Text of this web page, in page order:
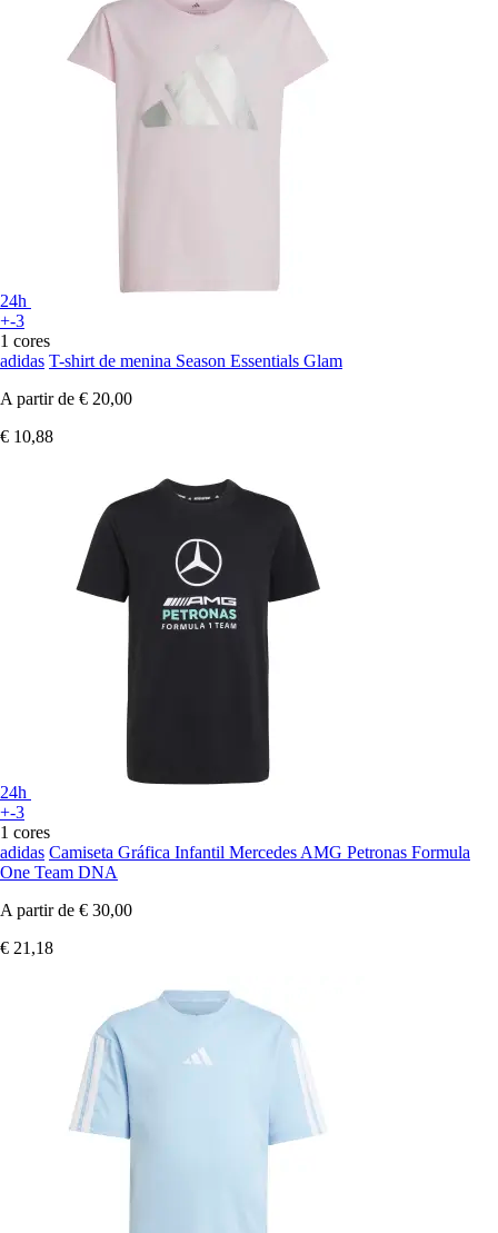
24h
+-3
1 cores
adidas T-shirt de menina Season Essentials Glam
A partir de € 20,00
€ 10,88
24h
+-3
1 cores
adidas Camiseta Gráfica Infantil Mercedes AMG Petronas Formula
One Team DNA
A partir de € 30,00
€ 21,18